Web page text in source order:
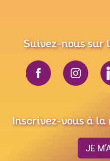
Suivez-nous sur
Inscrivez-vous à
JE